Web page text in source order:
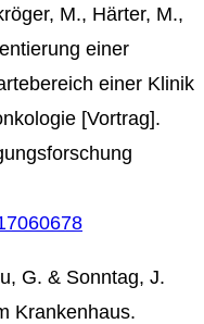
, M., Härter, M.,
einer
einer Klinik
[Vortrag].
G. & Sonntag, J.
Krankenhaus.